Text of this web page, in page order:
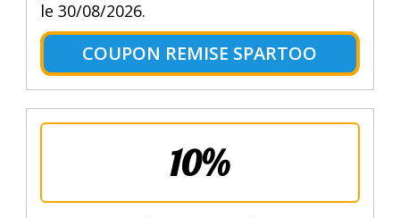
le 30/08/2026.
COUPON REMISE SPARTOO
10%